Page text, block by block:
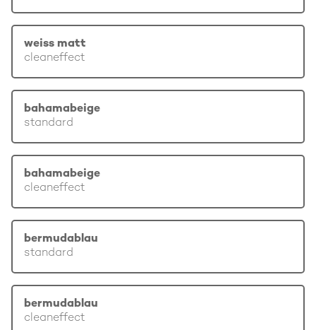
weiss matt
cleaneffect
bahamabeige
standard
bahamabeige
cleaneffect
bermudablau
standard
bermudablau
cleaneffect